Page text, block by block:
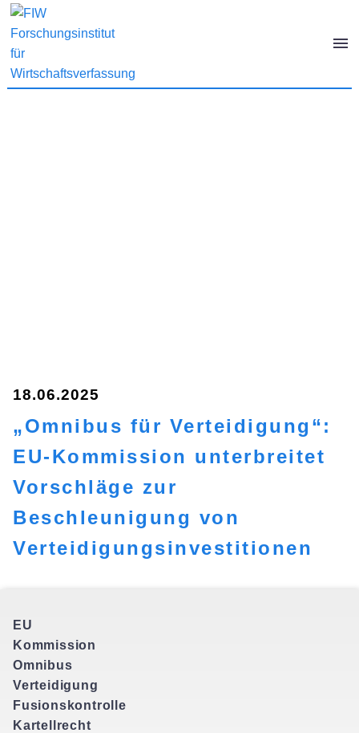
18.06.2025
„Omnibus für Verteidigung“:
EU-Kommission unterbreitet
Vorschläge zur
Beschleunigung von
Verteidigungsinvestitionen
EU
Kommission
Omnibus
Verteidigung
Fusionskontrolle
Kartellrecht